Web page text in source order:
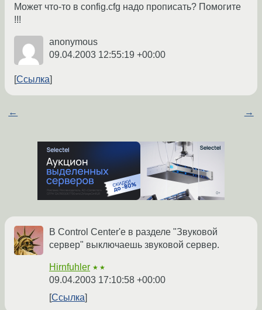
Может что-то в config.cfg надо прописать? Помогите
!!!
anonymous
09.04.2003 12:55:19 +00:00
Ссылка
← →
В Control Center'e в разделе "Звуковой
сервер" выключаешь звуковой сервер.
Hirnfuhler ★★
09.04.2003 17:10:58 +00:00
Ссылка